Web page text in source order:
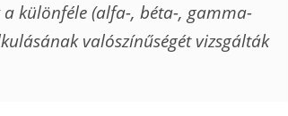
különféle (alfa-, béta-, gamma-
valószínűségét vizsgálták